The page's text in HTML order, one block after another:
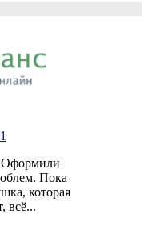
Оформили
Пока
которая
всё...